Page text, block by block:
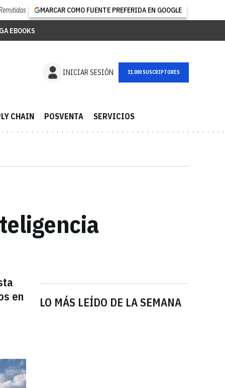
MARCAR COMO FUENTE PREFERIDA EN GOOGLE
EBOOKS
INICIAR SESIÓN NEWSLETTER
CHAIN POSVENTA SERVICIOS
en
LO MÁS LEÍDO DE LA SEMANA